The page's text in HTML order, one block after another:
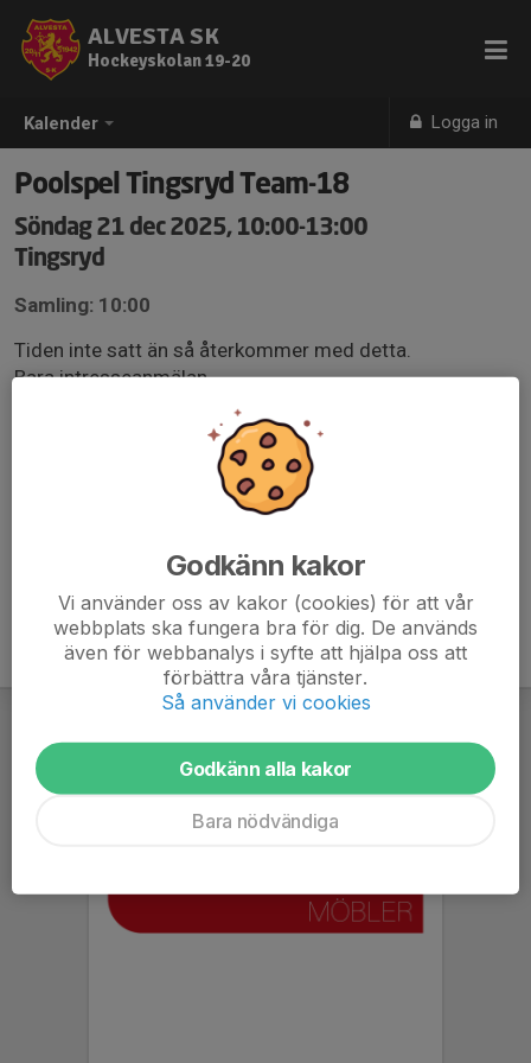
Kalender Logga in
ALVESTA SK
Hockeyskolan 19-20
Poolspel Tingsryd Team-18
Söndag 21 dec 2025, 10:00-13:00
Tingsryd
Samling: 10:00
Tiden inte satt än så återkommer med detta.
Bara intresseanmälan
Godkänn kakor
Vi använder oss av kakor (cookies) för att vår
webbplats ska fungera bra för dig. De används
även för webbanalys i syfte att hjälpa oss att
förbättra våra tjänster.
Så använder vi cookies
Godkänn alla kakor
Bara nödvändiga